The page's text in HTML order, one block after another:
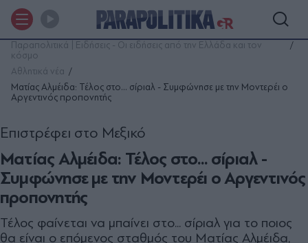
Παραπολιτικά | Ειδήσεις - Οι ειδήσεις από την Ελλάδα και τον
κόσμο
Αθλητικά νέα
Ματίας Αλμέιδα: Τέλος στο... σίριαλ - Συμφώνησε με την Μοντερέι ο
Αργεντινός προπονητής
Ματίας Αλμέιδα: Τέλος στο... σίριαλ -
Συμφώνησε με την Μοντερέι ο Αργεντινός
προπονητής
Επιστρέφει στο Μεξικό
Τέλος φαίνεται να μπαίνει στο... σίριαλ για το ποιος
θα είναι ο επόμενος σταθμός του Ματίας Αλμέιδα,